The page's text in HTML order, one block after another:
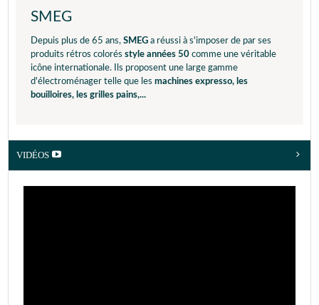
SMEG
Depuis plus de 65 ans, SMEG a réussi à s'imposer de par ses
produits rétros colorés style années 50 comme une véritable
icône internationale. Ils proposent une large gamme
d'électroménager telle que les machines expresso, les
bouilloires, les grilles pains,...
VIDÉOS